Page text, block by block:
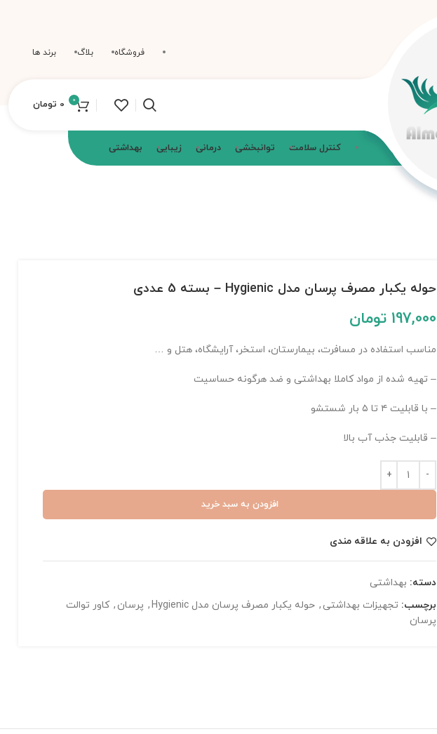
فروشگاه بلاگ برند ها
0
0 تومان
کنترل سلامت توانبخشی درمانی زیبایی بهداشتی
حوله یکبار مصرف پرسان مدل Hygienic – بسته 5 عددی
197,000 تومان
مناسب استفاده در مسافرت، بیمارستان، استخر، آرایشگاه، هتل و …
– تهیه شده از مواد کاملا بهداشتی و ضد هرگونه حساسیت
– با قابلیت ۴ تا ۵ بار شستشو
– قابلیت جذب آب بالا
افزودن به سبد خرید
افزودن به علاقه مندی
دسته: بهداشتی
برچسب: تجهیزات بهداشتی , حوله یکبار مصرف پرسان مدل Hygienic , پرسان , کاور توالت
پرسان